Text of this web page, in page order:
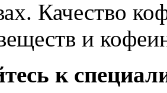
Качество
и
к